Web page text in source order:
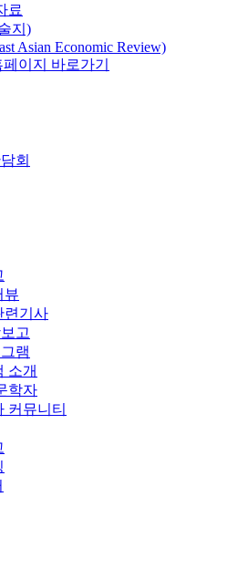
료
지)
Asian Economic Review)
이지 바로가기
회
뷰
련기사
고
램
소개
학자
커뮤니티